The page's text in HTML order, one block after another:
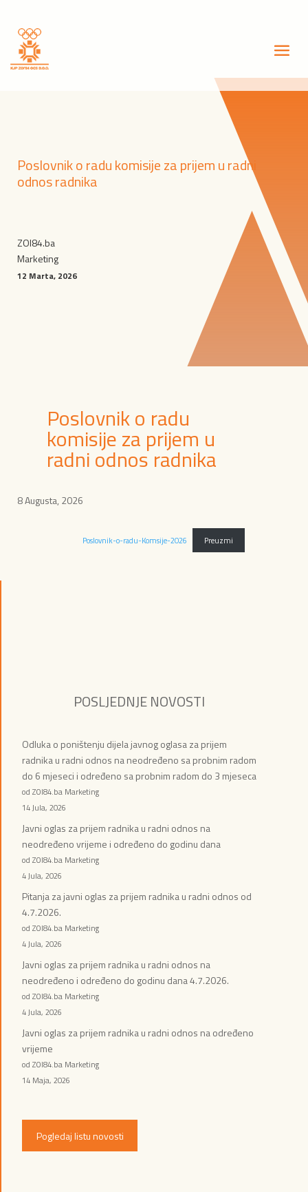
Poslovnik o radu komisije za prijem u radni
odnos radnika
ZOI84.ba
Marketing
12 Marta, 2026
Poslovnik o radu
komisije za prijem u
radni odnos radnika
8 Augusta, 2026
Poslovnik-o-radu-Komsije-2026 Preuzmi
POSLJEDNJE NOVOSTI
Odluka o poništenju dijela javnog oglasa za prijem
radnika u radni odnos na neodređeno sa probnim radom
do 6 mjeseci i određeno sa probnim radom do 3 mjeseca
od ZOI84.ba Marketing
14 Jula, 2026
Javni oglas za prijem radnika u radni odnos na
neodređeno vrijeme i određeno do godinu dana
od ZOI84.ba Marketing
4 Jula, 2026
Pitanja za javni oglas za prijem radnika u radni odnos od
4.7.2026.
od ZOI84.ba Marketing
4 Jula, 2026
Javni oglas za prijem radnika u radni odnos na
neodređeno i određeno do godinu dana 4.7.2026.
od ZOI84.ba Marketing
4 Jula, 2026
Javni oglas za prijem radnika u radni odnos na određeno
vrijeme
od ZOI84.ba Marketing
14 Maja, 2026
Pogledaj listu novosti